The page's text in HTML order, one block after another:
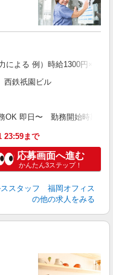
よる 例）時給1300円
西鉄祇園ビル
OK 即日〜 勤務開始時期は
23:59まで
応募画面へ進む
かんたん3ステップ！
スタッフ 福岡オフィス
の他の求人をみる